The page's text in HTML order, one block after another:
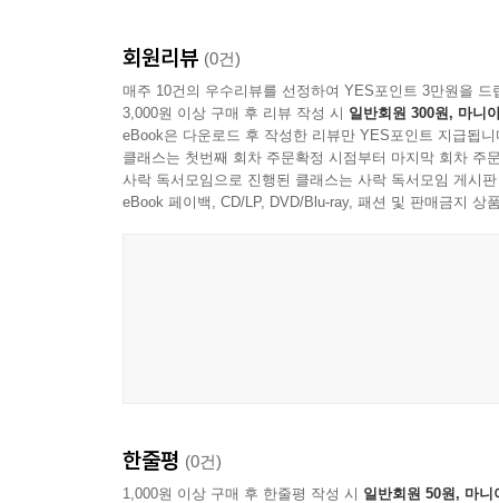
회원리뷰 (0건)
매주 10건의 우수리뷰를 선정하여 YES포인트 3만원을 드
3,000원 이상 구매 후 리뷰 작성 시 일반회원 300원, 마니
eBook은 다운로드 후 작성한 리뷰만 YES포인트 지급됩니
클래스는 첫번째 회차 주문확정 시점부터 마지막 회차 주
사락 독서모임으로 진행된 클래스는 사락 독서모임 게시
eBook 페이백, CD/LP, DVD/Blu-ray, 패션 및 판매금지 상
한줄평 (0건)
1,000원 이상 구매 후 한줄평 작성 시 일반회원 50원, 마니